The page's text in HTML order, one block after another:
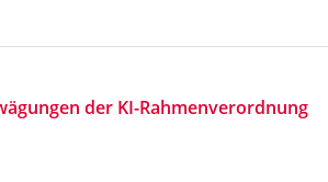
der KI-Rahmenverordnung